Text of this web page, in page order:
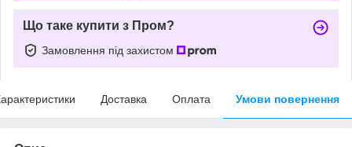
Що таке купити з Пром?
Замовлення під захистом
Доставка Оплата Умови повернення